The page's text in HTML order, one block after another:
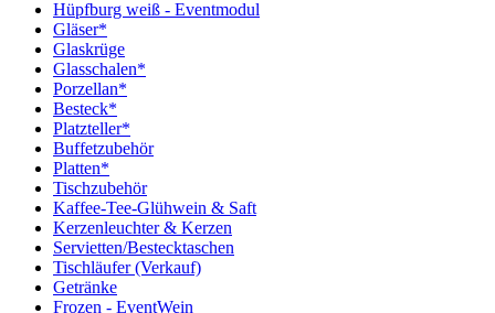
Hüpfburg weiß - Eventmodul
Gläser*
Glaskrüge
Glasschalen*
Porzellan*
Besteck*
Platzteller*
Buffetzubehör
Platten*
Tischzubehör
Kaffee-Tee-Glühwein & Saft
Kerzenleuchter & Kerzen
Servietten/Bestecktaschen
Tischläufer (Verkauf)
Getränke
Frozen - EventWein